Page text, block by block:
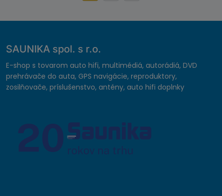
SAUNIKA spol. s r.o.
E-shop s tovarom auto hifi, multimédiá, autorádiá, DVD
prehrávače do auta, GPS navigácie, reproduktory,
zosilňovače, príslušenstvo, antény, auto hifi doplnky